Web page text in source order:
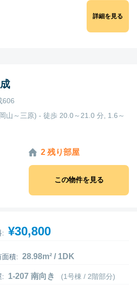
詳細を見る
606
山～三原) - 徒歩 20.0～21.0 分, 1.6～
2 残り部屋
この物件を見る
: ¥30,800
面積: 28.98m² / 1DK
: 1-207 南向き (1号棟 / 2階部分)